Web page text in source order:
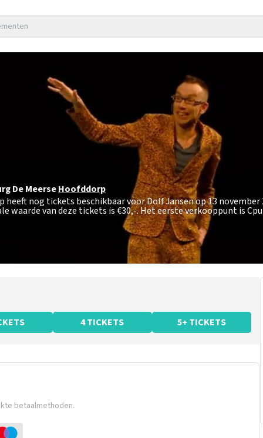
De MeerseHoofddorp
nog tickets beschikbaar voor Dolf Jansen op 13 november
waarde van deze tickets is€30,-. Het eerste verkooppunt is
4 TICKETS 5+ TICKETS
betaalmethoden.